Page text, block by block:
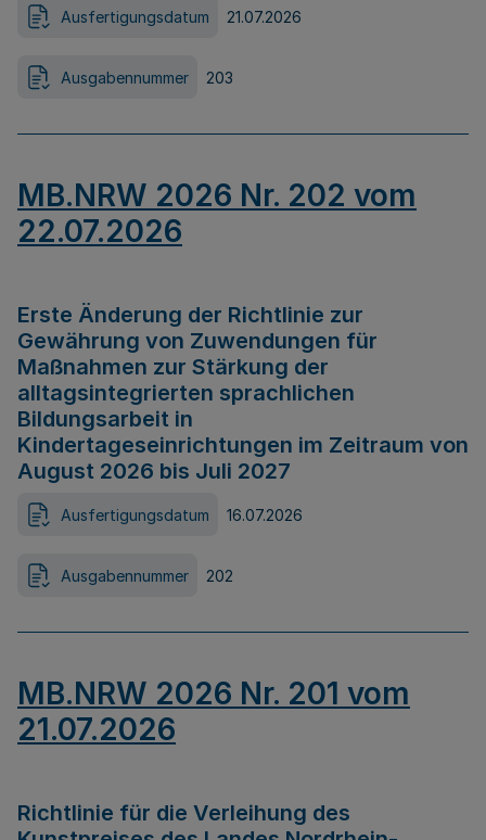
Ausfertigungsdatum 21.07.2026
Ausgabennummer 203
MB.NRW 2026 Nr. 202 vom
22.07.2026
Erste Änderung der Richtlinie zur
Gewährung von Zuwendungen für
Maßnahmen zur Stärkung der
alltagsintegrierten sprachlichen
Bildungsarbeit in
Kindertageseinrichtungen im Zeitraum von
August 2026 bis Juli 2027
Ausfertigungsdatum 16.07.2026
Ausgabennummer 202
MB.NRW 2026 Nr. 201 vom
21.07.2026
Richtlinie für die Verleihung des